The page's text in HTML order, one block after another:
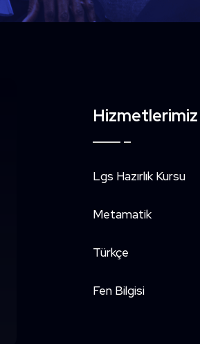
Hizmetlerimiz
Lgs Hazırlık Kursu
Metamatik
Türkçe
Fen Bilgisi